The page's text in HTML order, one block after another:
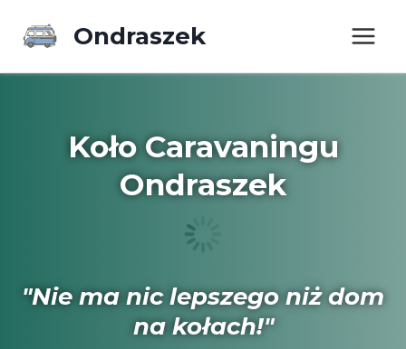
Ondraszek
Koło Caravaningu
Ondraszek
"Nie ma nic lepszego niż dom
na kołach!"